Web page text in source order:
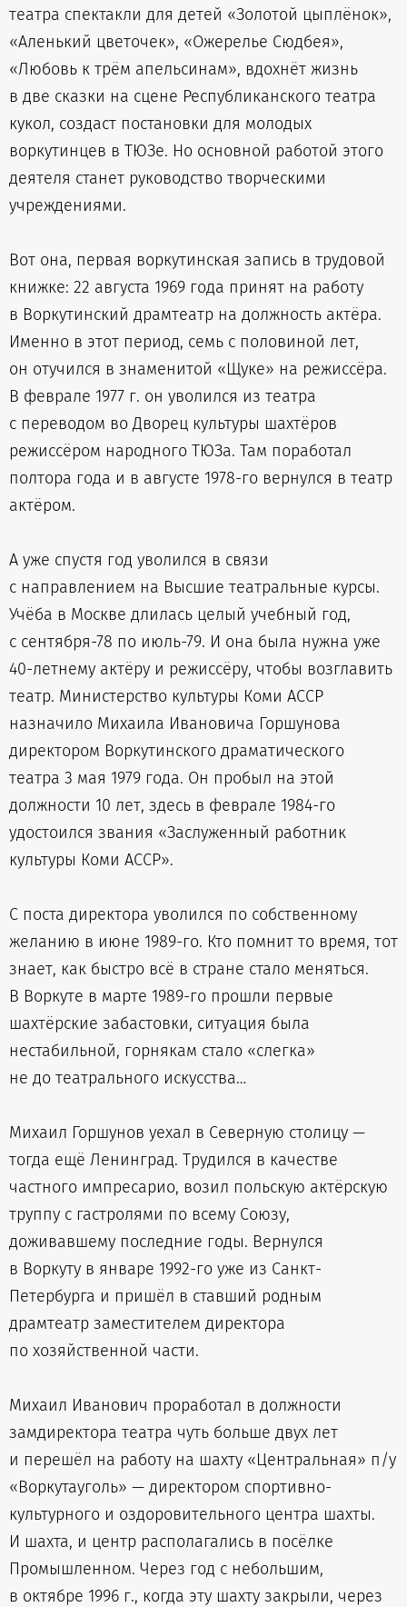
театра спектакли для детей «Золотой цыплёнок»,
«Аленький цветочек», «Ожерелье Сюдбея»,
«Любовь к трём апельсинам», вдохнёт жизнь
в две сказки на сцене Республиканского театра
кукол, создаст постановки для молодых
воркутинцев в ТЮЗе. Но основной работой этого
деятеля станет руководство творческими
учреждениями.
Вот она, первая воркутинская запись в трудовой
книжке: 22 августа 1969 года принят на работу
в Воркутинский драмтеатр на должность актёра.
Именно в этот период, семь с половиной лет,
он отучился в знаменитой «Щуке» на режиссёра.
В феврале 1977 г. он уволился из театра
с переводом во Дворец культуры шахтёров
режиссёром народного ТЮЗа. Там поработал
полтора года и в августе 1978-го вернулся в театр
актёром.
А уже спустя год уволился в связи
с направлением на Высшие театральные курсы.
Учёба в Москве длилась целый учебный год,
с сентября-78 по июль-79. И она была нужна уже
40-летнему актёру и режиссёру, чтобы возглавить
театр. Министерство культуры Коми АССР
назначило Михаила Ивановича Горшунова
директором Воркутинского драматического
театра 3 мая 1979 года. Он пробыл на этой
должности 10 лет, здесь в феврале 1984-го
удостоился звания «Заслуженный работник
культуры Коми АССР».
С поста директора уволился по собственному
желанию в июне 1989-го. Кто помнит то время, тот
знает, как быстро всё в стране стало меняться.
В Воркуте в марте 1989-го прошли первые
шахтёрские забастовки, ситуация была
нестабильной, горнякам стало «слегка»
не до театрального искусства…
Михаил Горшунов уехал в Северную столицу —
тогда ещё Ленинград. Трудился в качестве
частного импресарио, возил польскую актёрскую
труппу с гастролями по всему Союзу,
доживавшему последние годы. Вернулся
в Воркуту в январе 1992-го уже из Санкт-
Петербурга и пришёл в ставший родным
драмтеатр заместителем директора
по хозяйственной части.
Михаил Иванович проработал в должности
замдиректора театра чуть больше двух лет
и перешёл на работу на шахту «Центральная» п/у
«Воркутауголь» — директором спортивно-
культурного и оздоровительного центра шахты.
И шахта, и центр располагались в посёлке
Промышленном. Через год с небольшим,
в октябре 1996 г., когда эту шахту закрыли, через